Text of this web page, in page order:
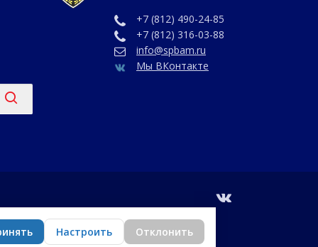
+7 (812) 490-24-85
+7 (812) 316-03-88
info@spbam.ru
Мы ВКонтакте
vk
Настроить Отклонить